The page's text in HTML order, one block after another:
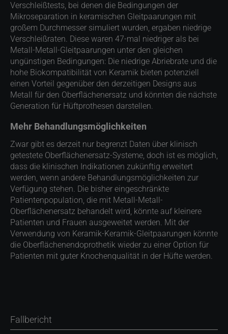
Verschleißtests, bei denen die Bedingungen der
Mikroseparation in keramischen Gleitpaarungen mit
großem Durchmesser simuliert wurden, ergaben niedrige
Verschleißraten. Diese waren 47-mal niedriger als bei
Metall-Metall-Gleitpaarungen unter den gleichen
ungünstigen Bedingungen: Die niedrige Abriebrate und die
hohe Biokompatibilität von Keramik bieten potenziell
einen Vorteil gegenüber den derzeitigen Designs aus
Metall für den Oberflächenersatz und könnten die nächste
Generation für Hüftprothesen darstellen.
Mehr Behandlungsmöglichkeiten
Zwar gibt es derzeit nur begrenzt Daten über klinisch
getestete Oberflächenersatz-Systeme, doch ist es möglich,
dass die klinischen Indikationen zukünftig erweitert
werden, wenn andere Behandlungsmöglichkeiten zur
Verfügung stehen. Die bisher eingeschränkte
Patientenpopulation, die mit Metall-Metall-
Oberflächenersatz behandelt wird, könnte auf kleinere
Patienten und Frauen ausgeweitet werden. Mit der
Verwendung von Keramik-Keramik-Gleitpaarungen könnte
die Oberflächenendoprothetik wieder zu einer Option für
Patienten mit guter Knochenqualität in der Hüfte werden. ​
Fallbericht